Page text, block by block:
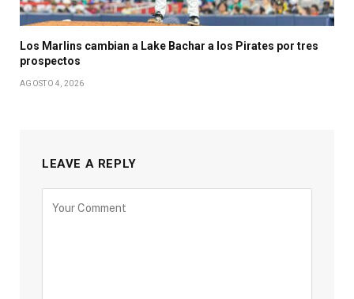
Los Marlins cambian a Lake Bachar a los Pirates por tres
prospectos
AGOSTO 4, 2026
LEAVE A REPLY